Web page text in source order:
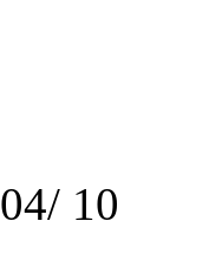
04/ 10